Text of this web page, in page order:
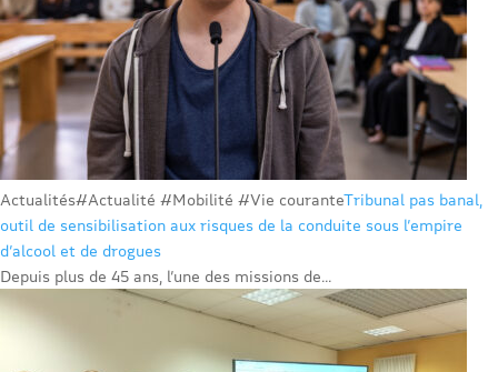
Actualités#Actualité #Mobilité #Vie couranteTribunal pas banal,
outil de sensibilisation aux risques de la conduite sous l’empire
d’alcool et de drogues
Depuis plus de 45 ans, l’une des missions de...